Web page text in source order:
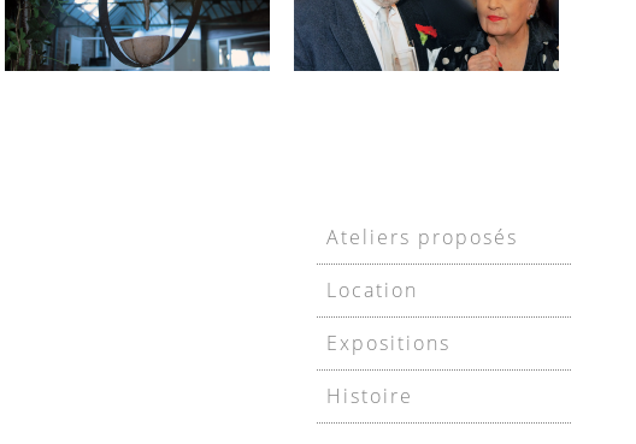
Ateliers proposés
Location
Expositions
Histoire